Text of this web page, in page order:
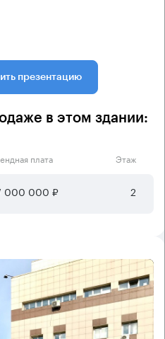
презентацию
в этом здании:
плата Этаж
000 000 ₽ 2